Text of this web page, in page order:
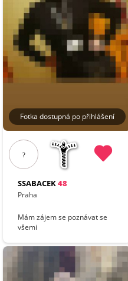
Fotka dostupná po přihlášení
?
SSABACEK48
Praha
Mám zájem se poznávat se
všemi